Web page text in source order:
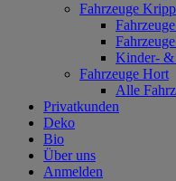
Fahrzeuge
Kinder- &
Fahrzeuge Hort
Alle
Privatkunden
Deko
Bio
Über uns
Anmelden